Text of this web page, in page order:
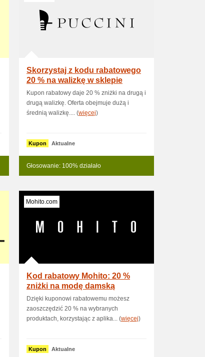
Skorzystaj z kodu rabatowego
20 % na walizkę w sklepie
Puccini
Kupon rabatowy daje 20 % zniżki na drugą i
drugą walizkę. Oferta obejmuje dużą i
średnią walizkę.... (więcej)
Kupon Aktualne
Głosowanie: 100% działało
Mohito.com
Kod rabatowy Mohito: 20 %
zniżki na modę damską
Dzięki kuponowi rabatowemu możesz
zaoszczędzić 20 % na wybranych
produktach, korzystając z aplika... (więcej)
Kupon Aktualne